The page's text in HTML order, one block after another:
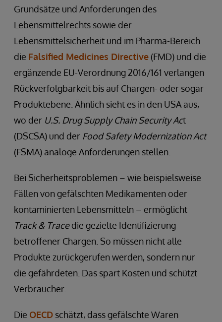
Grundsätze und Anforderungen des
Lebensmittelrechts sowie der
Lebensmittelsicherheit und im Pharma-Bereich
die Falsified Medicines Directive (FMD) und die
ergänzende EU-Verordnung 2016/161 verlangen
Rückverfolgbarkeit bis auf Chargen- oder sogar
Produktebene. Ähnlich sieht es in den USA aus,
wo der U.S. Drug Supply Chain Security Act
(DSCSA) und der Food Safety Modernization Act
(FSMA) analoge Anforderungen stellen.
Bei Sicherheitsproblemen – wie beispielsweise
Fällen von gefälschten Medikamenten oder
kontaminierten Lebensmitteln – ermöglicht
Track & Tracedie gezielte Identifizierung
betroffener Chargen. So müssen nicht alle
Produkte zurückgerufen werden, sondern nur
die gefährdeten. Das spart Kosten und schützt
Verbraucher.
Die OECD schätzt, dass gefälschte Waren